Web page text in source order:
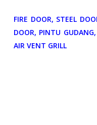
FIRE DOOR, STEEL
DOOR, PINTU
AIR VENT GRILL